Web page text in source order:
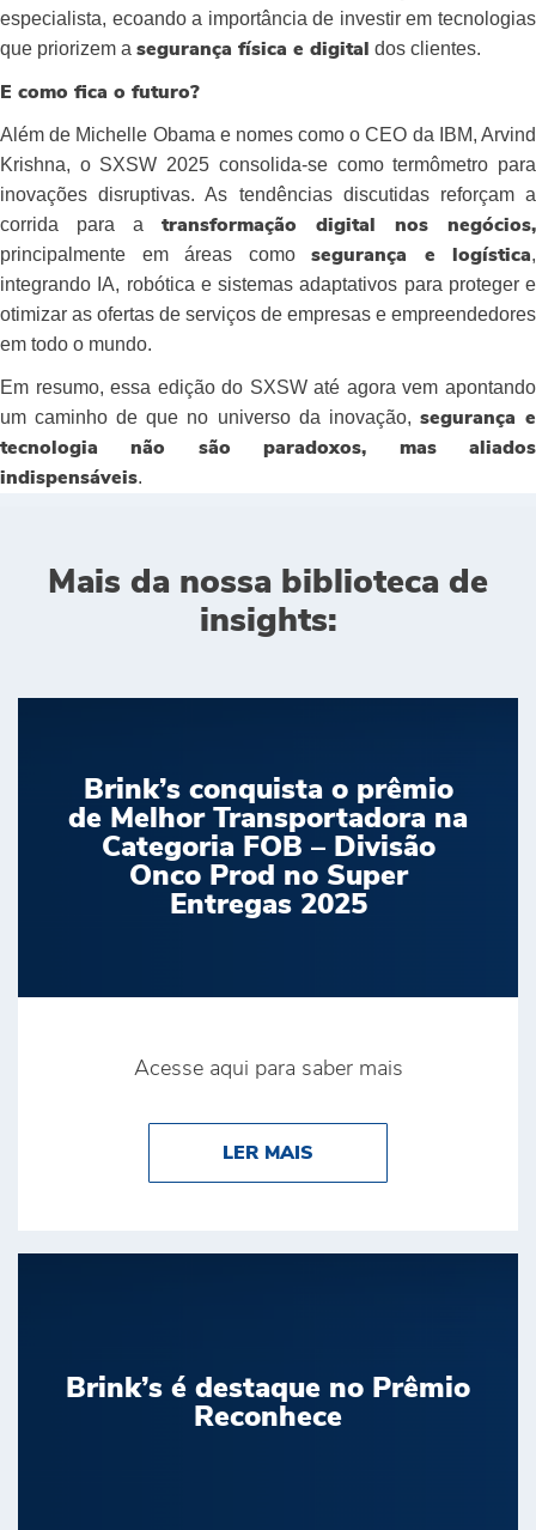
especialista, ecoando a importância de investir em tecnologias
que priorizem a segurança física e digital dos clientes.
E como fica o futuro?
Além de Michelle Obama e nomes como o CEO da IBM, Arvind
Krishna, o SXSW 2025 consolida-se como termômetro para
inovações disruptivas. As tendências discutidas reforçam a
corrida para a transformação digital nos negócios,
principalmente em áreas como segurança e logística,
integrando IA, robótica e sistemas adaptativos para proteger e
otimizar as ofertas de serviços de empresas e empreendedores
em todo o mundo.
Em resumo, essa edição do SXSW até agora vem apontando
um caminho de que no universo da inovação, segurança e
tecnologia não são paradoxos, mas aliados
indispensáveis.
Mais da nossa biblioteca de
insights:
Brink’s conquista o prêmio
de Melhor Transportadora na
Categoria FOB – Divisão
Onco Prod no Super
Entregas 2025
Acesse aqui para saber mais
LER MAIS
Brink’s é destaque no Prêmio
Reconhece